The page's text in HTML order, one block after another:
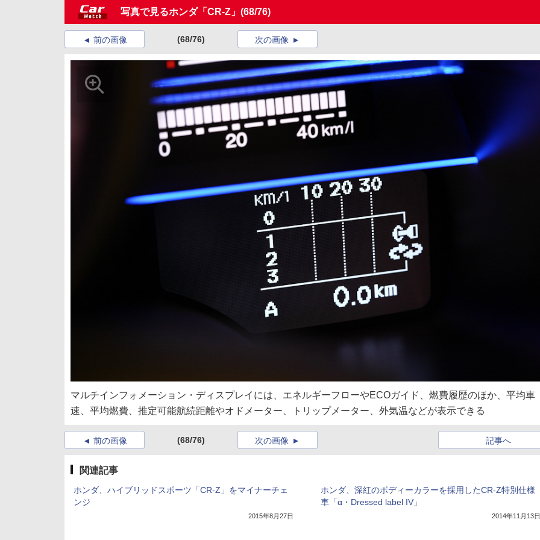
写真で見るホンダ「CR-Z」 (68/76)
前の画像 (68/76) 次の画像
マルチインフォメーション・ディスプレイには、エネルギーフローやECOガイド、燃費履歴のほか、平均車
速、平均燃費、推定可能航続距離やオドメーター、トリップメーター、外気温などが表示できる
前の画像 (68/76) 記事へ
次の画像
関連記事
ホンダ、ハイブリッドスポーツ「CR-Z」をマイナーチェ
ンジ
2015年8月27日
ホンダ、深紅のボディーカラーを採用したCR-Z特別仕様
車「α・Dressed label IV」
2014年11月13日